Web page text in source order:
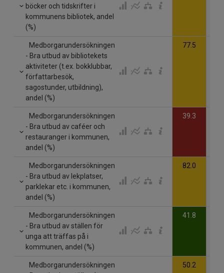
böcker och tidskrifter i
kommunens bibliotek, andel
(%)
Medborgarundersökningen
- Bra utbud av bibliotekets
aktiviteter (t.ex. bokklubbar,
författarbesök,
sagostunder, utbildning),
andel (%)
77.5
Medborgarundersökningen
- Bra utbud av caféer och
restauranger i kommunen,
andel (%)
39.3
Medborgarundersökningen
- Bra utbud av lekplatser,
parklekar etc. i kommunen,
andel (%)
82.0
Medborgarundersökningen
- Bra utbud av ställen för
unga att träffas på i
kommunen, andel (%)
41.8
Medborgarundersökningen
50.2